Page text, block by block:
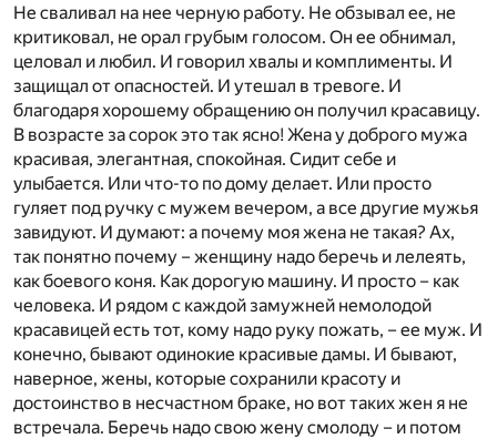
Не сваливал на нее черную работу. Не обзывал ее, не
критиковал, не орал грубым голосом. Он ее обнимал,
целовал и любил. И говорил хвалы и комплименты. И
защищал от опасностей. И утешал в тревоге. И
благодаря хорошему обращению он получил красавицу.
В возрасте за сорок это так ясно! Жена у доброго мужа
красивая, элегантная, спокойная. Сидит себе и
улыбается. Или что-то по дому делает. Или просто
гуляет под ручку с мужем вечером, а все другие мужья
завидуют. И думают: а почему моя жена не такая? Ах,
так понятно почему – женщину надо беречь и лелеять,
как боевого коня. Как дорогую машину. И просто – как
человека. И рядом с каждой замужней немолодой
красавицей есть тот, кому надо руку пожать, – ее муж. И
конечно, бывают одинокие красивые дамы. И бывают,
наверное, жены, которые сохранили красоту и
достоинство в несчастном браке, но вот таких жен я не
встречала. Беречь надо свою жену смолоду – и потом